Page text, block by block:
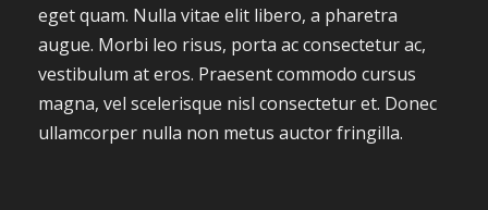
eget quam. Nulla vitae elit libero, a pharetra
augue. Morbi leo risus, porta ac consectetur ac,
vestibulum at eros. Praesent commodo cursus
magna, vel scelerisque nisl consectetur et. Donec
ullamcorper nulla non metus auctor fringilla.